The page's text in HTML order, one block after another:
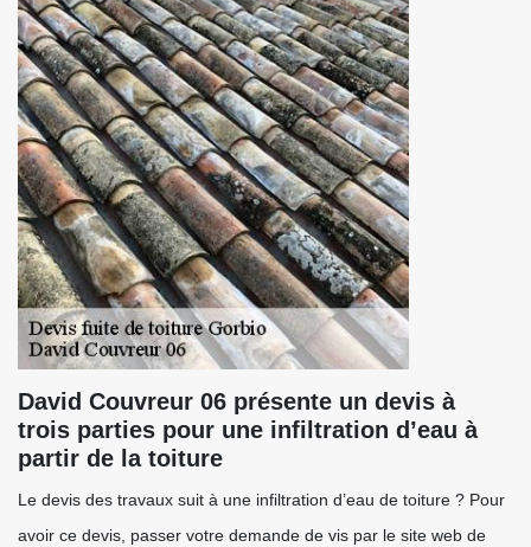
David Couvreur 06 présente un devis à
trois parties pour une infiltration d’eau à
partir de la toiture
Le devis des travaux suit à une infiltration d’eau de toiture ? Pour
avoir ce devis, passer votre demande de vis par le site web de